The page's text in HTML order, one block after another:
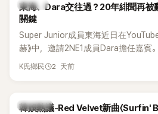
K-POP
東海、Dara交往過？20年緋聞再
關鍵
Super Junior成員東海近日在
赫》中，邀請2NE1成員Dara擔任嘉賓
青澀往事，也首度聊起當年鬧得沸沸
K氏鄉民 2 天前
熱議討論
韓娛熱議-Red Velvet新曲〈Surfin'